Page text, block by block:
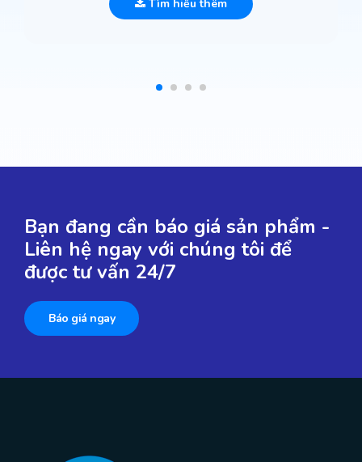
Tìm hiểu thêm
Bạn đang cần báo giá sản phẩm -
Liên hệ ngay với chúng tôi để
được tư vấn 24/7
Báo giá ngay